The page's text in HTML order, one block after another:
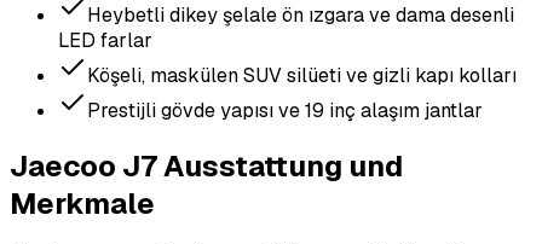
Heybetli dikey şelale ön ızgara ve dama desenli
LED farlar
Köşeli, maskülen SUV silüeti ve gizli kapı kolları
Prestijli gövde yapısı ve 19 inç alaşım jantlar
Jaecoo J7 Ausstattung und
Merkmale